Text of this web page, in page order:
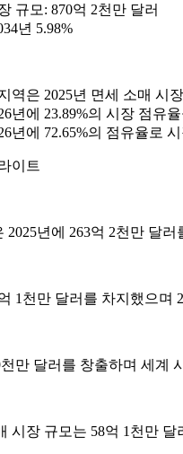
규모: 870억 2천만 달러
년 5.98%
역은 2025년 면세 소매 시
년에 23.89%의 시장 점유
년에 72.65%의 점유율로
이트
2025년에 263억 2천만 달
1천만 달러를 차지했으
만 달러를 창출하며 세계
시장 규모는 58억 1천만 달